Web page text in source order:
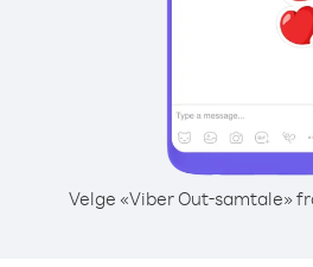
Velge «Viber Out-samtale»